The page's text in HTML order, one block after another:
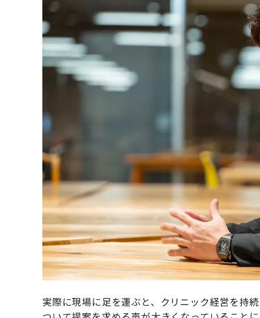
実際に現場に足を運ぶと、クリニック経営を持